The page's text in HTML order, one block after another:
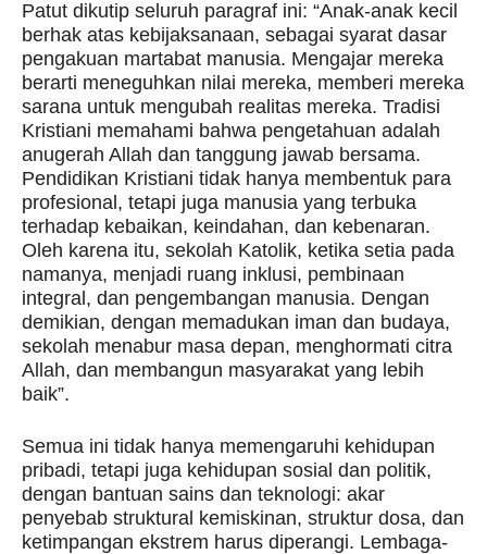
Patut dikutip seluruh paragraf ini: “Anak-anak kecil
berhak atas kebijaksanaan, sebagai syarat dasar
pengakuan martabat manusia. Mengajar mereka
berarti meneguhkan nilai mereka, memberi mereka
sarana untuk mengubah realitas mereka. Tradisi
Kristiani memahami bahwa pengetahuan adalah
anugerah Allah dan tanggung jawab bersama.
Pendidikan Kristiani tidak hanya membentuk para
profesional, tetapi juga manusia yang terbuka
terhadap kebaikan, keindahan, dan kebenaran.
Oleh karena itu, sekolah Katolik, ketika setia pada
namanya, menjadi ruang inklusi, pembinaan
integral, dan pengembangan manusia. Dengan
demikian, dengan memadukan iman dan budaya,
sekolah menabur masa depan, menghormati citra
Allah, dan membangun masyarakat yang lebih
baik”.
Semua ini tidak hanya memengaruhi kehidupan
pribadi, tetapi juga kehidupan sosial dan politik,
dengan bantuan sains dan teknologi: akar
penyebab struktural kemiskinan, struktur dosa, dan
ketimpangan ekstrem harus diperangi. Lembaga-